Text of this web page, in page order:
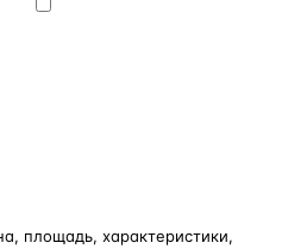
площадь, характеристики,